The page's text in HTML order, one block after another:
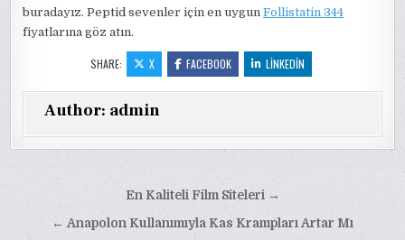
buradayız. Peptid sevenler için en uygunFollistatin 344
fiyatlarına göz atın.
SHARE: X FACEBOOK LINKEDIN
Author: admin
gezinmesi
En Kaliteli Film Siteleri →
← Anapolon Kullanımıyla Kas Krampları Artar Mı